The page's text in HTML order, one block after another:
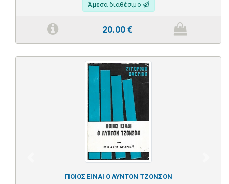
Άμεσα διαθέσιμο
20.00€
ΠΟΙΟΣ ΕΙΝΑΙ Ο ΛΥΝΤΟΝ ΤΖΟΝΣΟΝ